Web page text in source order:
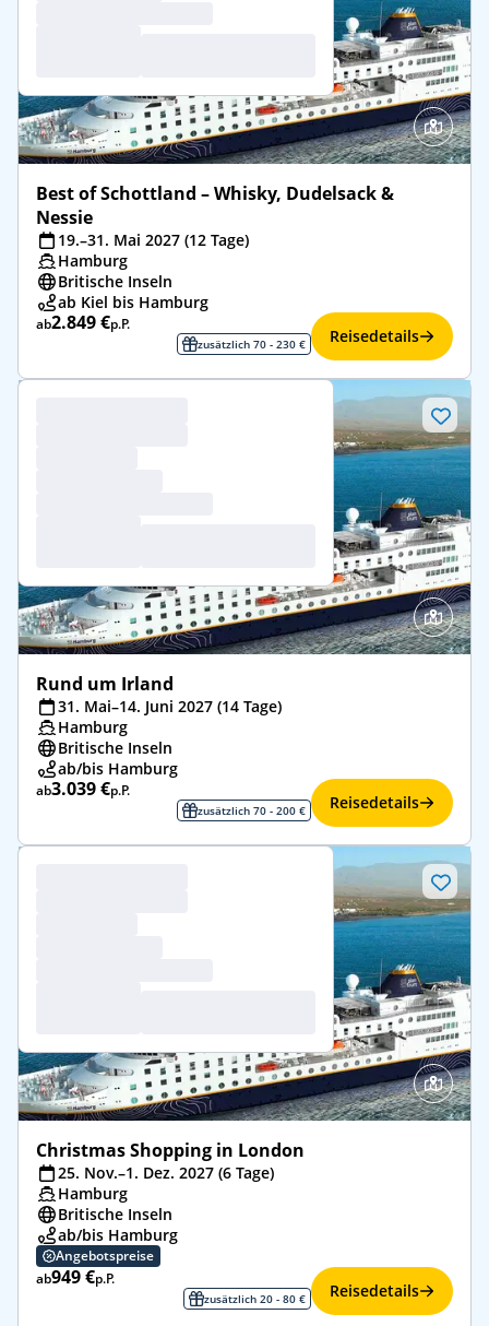
Best of Schottland – Whisky, Dudelsack &
Nessie
19.–31. Mai 2027 (12 Tage)
Hamburg
Britische Inseln
ab Kiel bis Hamburg
ab2.849 €p.P.
zusätzlich 70 - 230 € Reisedetails
Rund um Irland
31. Mai–14. Juni 2027 (14 Tage)
Hamburg
Britische Inseln
ab/bis Hamburg
ab3.039 €p.P.
zusätzlich 70 - 200 € Reisedetails
Christmas Shopping in London
25. Nov.–1. Dez. 2027 (6 Tage)
Hamburg
Britische Inseln
ab/bis Hamburg
Angebotspreise
ab949 €p.P.
zusätzlich 20 - 80 € Reisedetails